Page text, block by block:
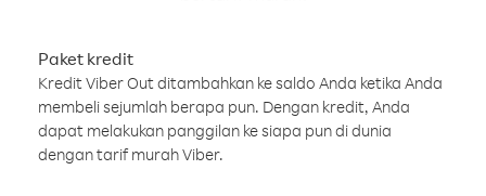
Paket kredit
Kredit Viber Out ditambahkan ke saldo Anda ketika Anda
membeli sejumlah berapa pun. Dengan kredit, Anda
dapat melakukan panggilan ke siapa pun di dunia
dengan tarif murah Viber.